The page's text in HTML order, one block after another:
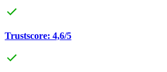
Trustscore: 4,6/5